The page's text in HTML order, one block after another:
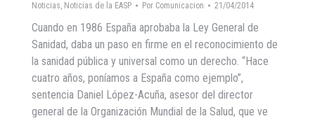
Noticias, Noticias de la EASP Por Comunicacion 21/04/2014
Cuando en 1986 España aprobaba la Ley General de
Sanidad, daba un paso en firme en el reconocimiento de
la sanidad pública y universal como un derecho. “Hace
cuatro años, poníamos a España como ejemplo”,
sentencia Daniel López-Acuña, asesor del director
general de la Organización Mundial de la Salud, que ve